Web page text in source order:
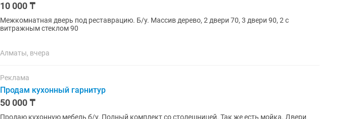
10 000 ₸
Межкомнатная дверь под реставрацию. Б/у. Массив дерево, 2 двери 70, 3 двери 90, 2 с
витражным стеклом 90
Алматы, вчера
Реклама
Продам кухонный гарнитур
50 000 ₸
Продаю кухонную мебель б/у. Полный комплект со столешницей. Так же есть мойка. Двери